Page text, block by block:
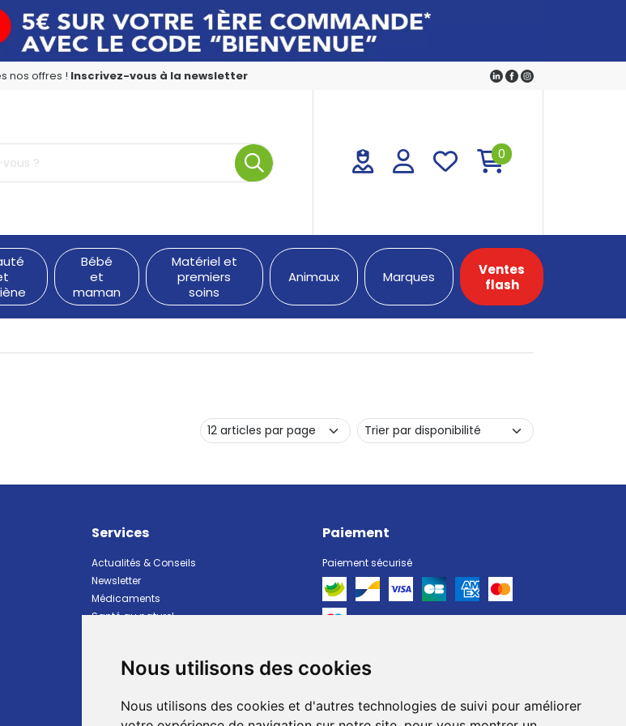
Nous utilisons des cookies
Nous utilisons des cookies et d'autres technologies de suivi pour améliorer
nos offres ! Inscrivez-vous à la newsletter
à votre service
0
Bébé
et
maman
Matériel et
premiers
soins
Animaux Marques
Ventes
flash
Services
Actualités & Conseils
Newsletter
Médicaments
Santé au naturel
Bébé et maman
Animaux
Paiement
Paiement sécurisé
Livraison
Livraison dans un Point Relais